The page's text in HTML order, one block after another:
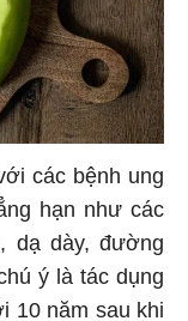
các bệnh ung
hạn như các
dạ dày, đường
ý là tác dụng
10 năm sau khi